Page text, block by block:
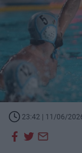
23:42 | 11/06/